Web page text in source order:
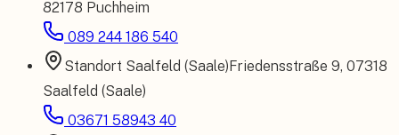
82178 Puchheim
089 244 186 540
Standort Saalfeld (Saale)Friedensstraße 9, 07318
Saalfeld (Saale)
03671 58943 40